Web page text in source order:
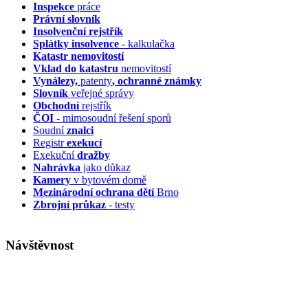
Inspekce práce
Právní slovník
Insolvenčnírejstřík
Splátky insolvence - kalkulačka
Katastr nemovitostí
Vklad do katastru nemovitostí
Vynálezy, patenty, ochranné známky
Slovník veřejné správy
Obchodnírejstřík
ČOI - mimosoudní řešení sporů
Soudníznalci
Registrexekucí
Exekučnídražby
Nahrávka jako důkaz
Kamery v bytovém domě
Mezinárodní ochrana dětíBrno
Zbrojní průkaz - testy
Návštěvnost